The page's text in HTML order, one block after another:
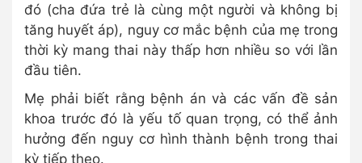
đó (cha đứa trẻ là cùng một người và không bị
tăng huyết áp), nguy cơ mắc bệnh của mẹ trong
thời kỳ mang thai này thấp hơn nhiều so với lần
đầu tiên.
Mẹ phải biết rằng bệnh án và các vấn đề sản
khoa trước đó là yếu tố quan trọng, có thể ảnh
hưởng đến nguy cơ hình thành bệnh trong thai
kỳ tiếp theo.